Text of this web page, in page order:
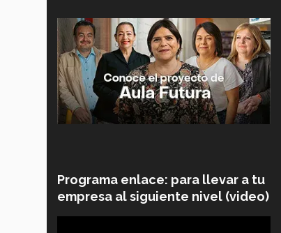
Programa enlace: para llevar a tu
empresa al siguiente nivel (video)